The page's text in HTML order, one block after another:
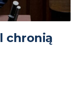
chronią